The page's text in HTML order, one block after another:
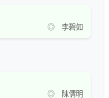
◎ 李碧如
◎ 陳倩明